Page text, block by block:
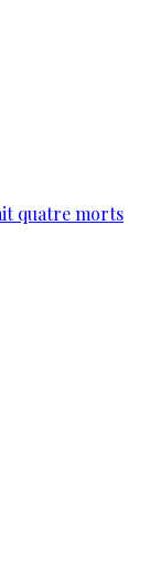
quatre morts